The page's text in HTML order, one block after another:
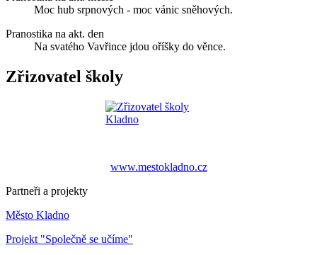
Moc hub srpnových - moc vánic sněhových.
Pranostika na akt. den
Na svatého Vavřince jdou oříšky do věnce.
Zřizovatel školy
www.mestokladno.cz
Partneři a projekty
Město Kladno
Projekt "Společně se učíme"